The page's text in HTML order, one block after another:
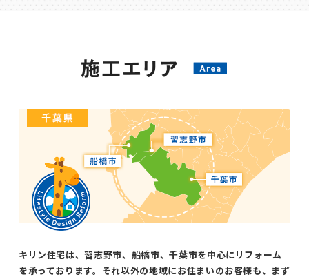
キリン住宅は、習志野市、船橋市、千葉市を中心にリフォーム
を承っております。それ以外の地域にお住まいのお客様も、まず